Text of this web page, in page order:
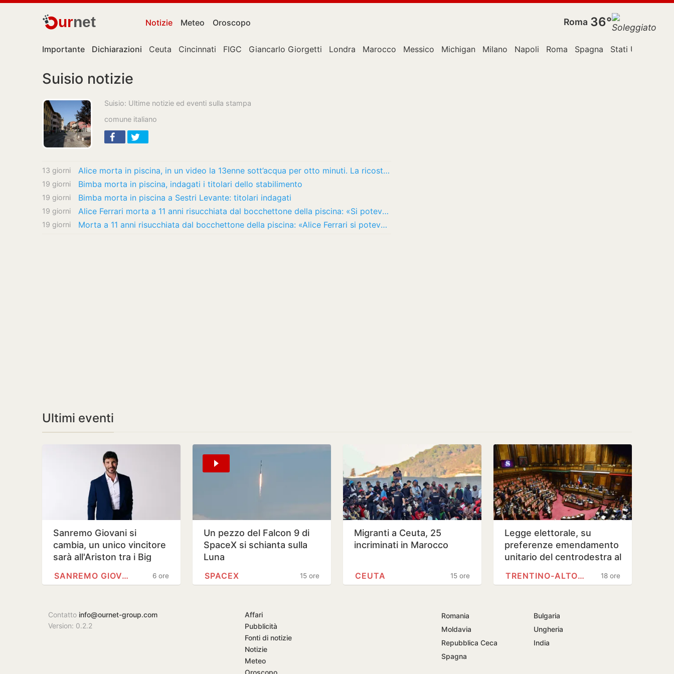
urnet Notizie Meteo Oroscopo Roma 36°
Importante Dichiarazioni Ceuta Cincinnati FIGC Giancarlo Giorgetti Londra Marocco Messico Michigan Milano Napoli Roma Spagna Stati Uniti
Suisio notizie
Suisio: Ultime notizie ed eventi sulla stampa
comune italiano
13 giorni Alice morta in piscina, in un video la 13enne sott’acqua per otto minuti. La ricostruzione…
19 giorni Bimba morta in piscina, indagati i titolari dello stabilimento
19 giorni Bimba morta in piscina a Sestri Levante: titolari indagati
19 giorni Alice Ferrari morta a 11 anni risucchiata dal bocchettone della piscina: «Si poteva…
19 giorni Morta a 11 anni risucchiata dal bocchettone della piscina: «Alice Ferrari si poteva…
Ultimi eventi
Sanremo Giovani si
cambia, un unico vincitore
sarà all'Ariston tra i Big
6 ore
SANREMO GIOVANI
Un pezzo del Falcon 9 di
SpaceX si schianta sulla
Luna
15 ore
SPACEX
Migranti a Ceuta, 25
incriminati in Marocco
15 ore
CEUTA
Legge elettorale, su
preferenze emendamento
unitario del centrodestra al
18 ore
TRENTINO-ALTO ADIGE
Contatto info@ournet-group.com
Version: 0.2.2
Affari
Pubblicità
Fonti di notizie
Notizie
Meteo
Oroscopo
Romania
Bulgaria
Moldavia
Ungheria
Repubblica Ceca
India
Spagna